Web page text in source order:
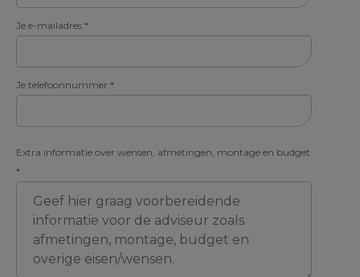
Je e-mailadres *
Je telefoonnummer *
Extra informatie over wensen, afmetingen, montage en budget
*